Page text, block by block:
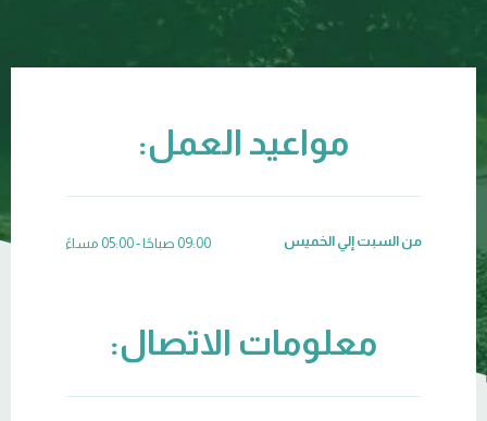
مواعيد العمل:
من السبت إلي الخميس 09:00 صباحًا - 05:00 مساءً
معلومات الاتصال: